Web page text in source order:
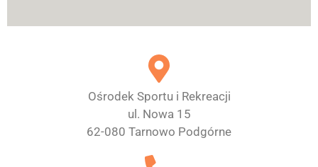
Ośrodek Sportu i Rekreacji
ul. Nowa 15
62-080 Tarnowo Podgórne